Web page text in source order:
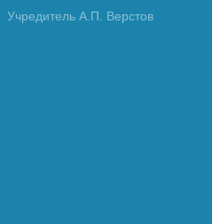
Учредитель А.П. Верстов